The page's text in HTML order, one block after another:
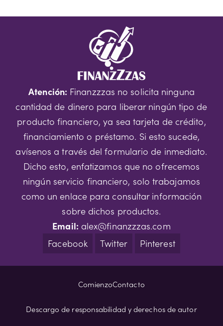
Atención: Finanzzzas no solicita ninguna
cantidad de dinero para liberar ningún tipo de
producto financiero, ya sea tarjeta de crédito,
financiamiento o préstamo. Si esto sucede,
avísenos a través del formulario de inmediato.
Dicho esto, enfatizamos que no ofrecemos
ningún servicio financiero, solo trabajamos
como un enlace para consultar información
sobre dichos productos.
Email: alex@finanzzzas.com
Facebook
Twitter Pinterest
ComienzoContacto
Descargo de responsabilidad y derechos de autor